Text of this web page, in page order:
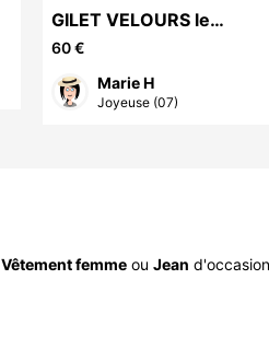
GILET VELOURS le
laboureur
60 €
Marie H
Joyeuse (07)
Vêtement femme ou Jean